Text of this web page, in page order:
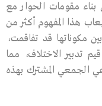
بناء مقومات الحوار مع
هذا المفهوم أكثر من
قد تفاقمت،
تدبير الاختلاف، مما
الجمعي المشترك بهذه